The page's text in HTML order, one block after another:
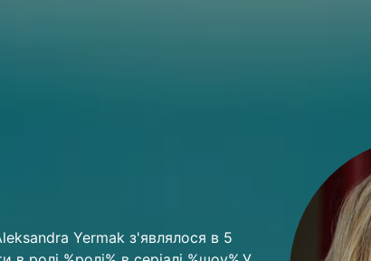
Yermak з'являлося в 5